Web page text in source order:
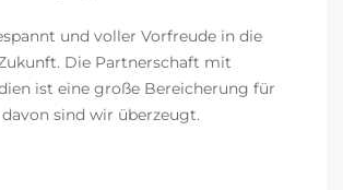
und voller Vorfreude in die
Die Partnerschaft mit
ist eine große Bereicherung für
davon sind wir überzeugt.